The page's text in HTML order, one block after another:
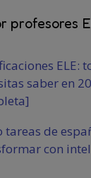
profesores
ELE:
saber en
tareas de
con